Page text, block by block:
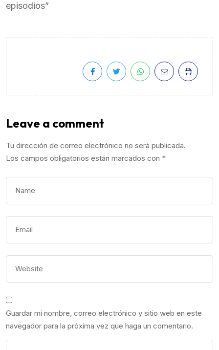
episodios”
Leave a comment
Tu dirección de correo electrónico no será publicada.
Los campos obligatorios están marcados con *
Guardar mi nombre, correo electrónico y sitio web en este
navegador para la próxima vez que haga un comentario.